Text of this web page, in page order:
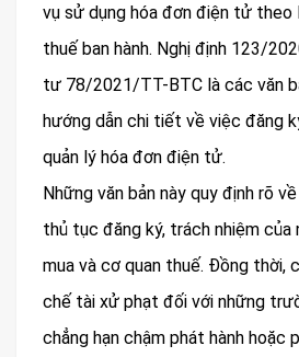
vụ sử dụng hóa đơn điện tử theo
thuế ban hành. Nghị định 123/
tư 78/2021/TT-BTC là các văn
hướng dẫn chi tiết về việc đăng
quản lý hóa đơn điện tử.
Những văn bản này quy định rõ
thủ tục đăng ký, trách nhiệm của
mua và cơ quan thuế. Đồng thời,
chế tài xử phạt đối với những
chẳng hạn chậm phát hành hoặc